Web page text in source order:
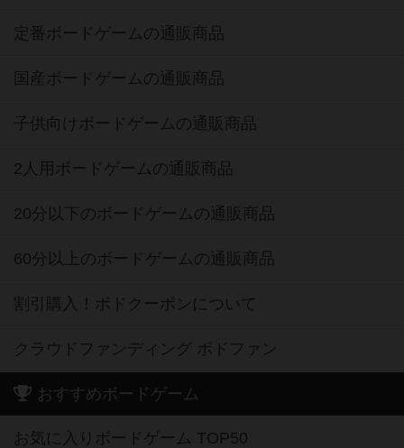
定番ボードゲームの通販商品
国産ボードゲームの通販商品
子供向けボードゲームの通販商品
2人用ボードゲームの通販商品
20分以下のボードゲームの通販商品
60分以上のボードゲームの通販商品
割引購入！ボドクーポンについて
クラウドファンディング ボドファン
おすすめボードゲーム
お気に入りボードゲーム TOP50